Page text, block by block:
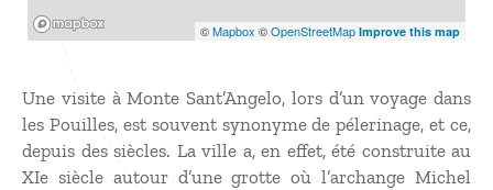
©Mapbox ©OpenStreetMap Improve this map
Une visite à Monte Sant’Angelo, lors d’un voyage dans
les Pouilles, est souvent synonyme de pélerinage, et ce,
depuis des siècles. La ville a, en effet, été construite au
XIe siècle autour d’une grotte où l’archange Michel